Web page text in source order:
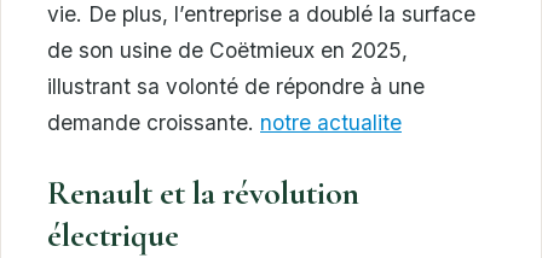
vie. De plus, l’entreprise a doublé la surface
de son usine de Coëtmieux en 2025,
illustrant sa volonté de répondre à une
demande croissante. notre actualite
Renault et la révolution
électrique